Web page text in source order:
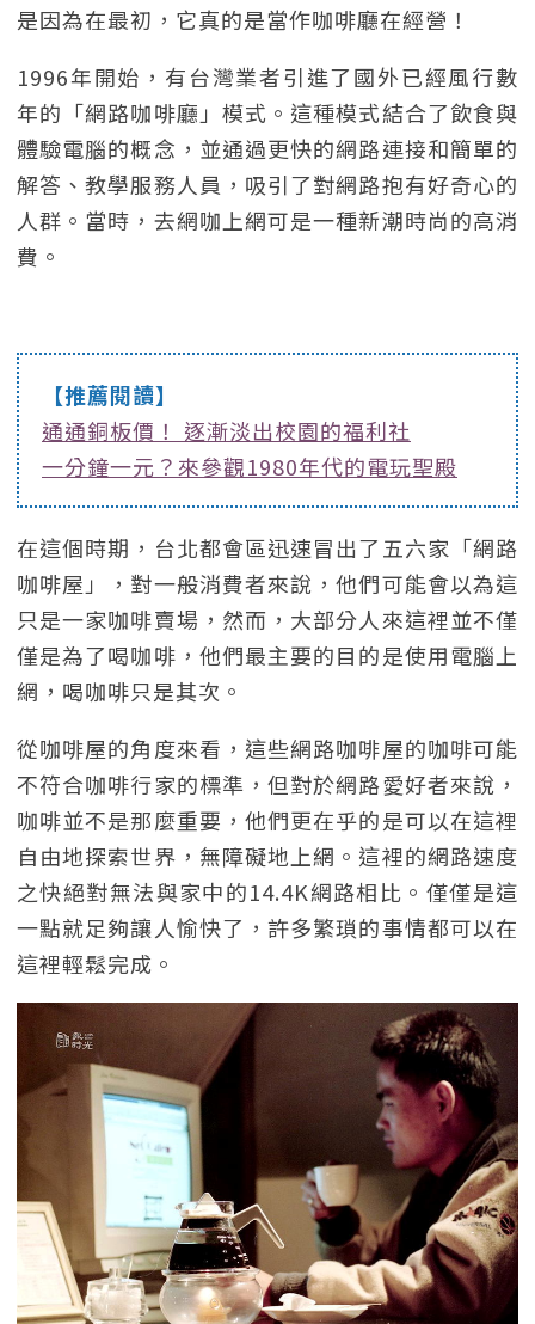
是因為在最初，它真的是當作咖啡廳在經營！
1996年開始，有台灣業者引進了國外已經風行數
年的「網路咖啡廳」模式。這種模式結合了飲食與
體驗電腦的概念，並通過更快的網路連接和簡單的
解答、教學服務人員，吸引了對網路抱有好奇心的
人群。當時，去網咖上網可是一種新潮時尚的高消
費。
【推薦閱讀】
通通銅板價！ 逐漸淡出校園的福利社
一分鐘一元？來參觀1980年代的電玩聖殿
在這個時期，台北都會區迅速冒出了五六家「網路
咖啡屋」，對一般消費者來說，他們可能會以為這
只是一家咖啡賣場，然而，大部分人來這裡並不僅
僅是為了喝咖啡，他們最主要的目的是使用電腦上
網，喝咖啡只是其次。
從咖啡屋的角度來看，這些網路咖啡屋的咖啡可能
不符合咖啡行家的標準，但對於網路愛好者來說，
咖啡並不是那麼重要，他們更在乎的是可以在這裡
自由地探索世界，無障礙地上網。這裡的網路速度
之快絕對無法與家中的14.4K網路相比。僅僅是這
一點就足夠讓人愉快了，許多繁瑣的事情都可以在
這裡輕鬆完成。